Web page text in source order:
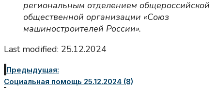
региональным отделением общероссийской
общественной организации «Союз
машиностроителей России».
Last modified: 25.12.2024
Предыдущая:
Социальная помощь 25.12.2024 (8)